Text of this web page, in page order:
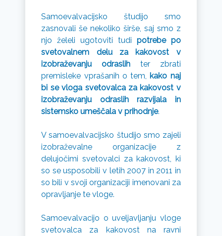
Samoevalvacijsko študijo smo
zasnovali še nekoliko širše, saj smo z
njo želeli ugotoviti tudi potrebe po
svetovalnem delu za kakovost v
izobraževanju odraslih ter zbrati
premisleke vprašanih o tem, kako naj
bi se vloga svetovalca za kakovost v
izobraževanju odraslih razvijala in
sistemsko umeščala v prihodnje.
V samoevalvacijsko študijo smo zajeli
izobraževalne organizacije z
delujočimi svetovalci za kakovost, ki
so se usposobili v letih 2007 in 2011 in
so bili v svoji organizaciji imenovani za
opravljanje te vloge.
Samoevalvacijo o uveljavljanju vloge
svetovalca za kakovost na ravni